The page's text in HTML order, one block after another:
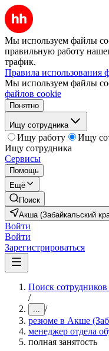
Мы используем файлы
правильную работу
трафик.
Правила использования
Мы используем файлы
файлов cookie
Понятно
Ищу сотрудника
Ищу работу
Ищу
Ищу сотрудника
Сервисы
Помощь
Ещё
Поиск
Акша (Забайкальский
Войти
Войти
Зарегистрироваться
Поиск
/
... /
резюме в Акше
менеджер отдела
полная занятость